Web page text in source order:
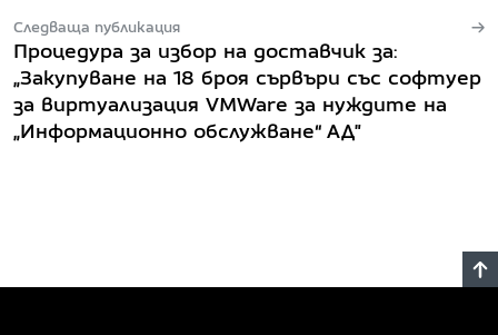
Следваща публикация
Процедура за избор на доставчик за:
„Закупуване на 18 броя сървъри със софтуер
за виртуализация VMWare за нуждите на
„Информационно обслужване“ АД"